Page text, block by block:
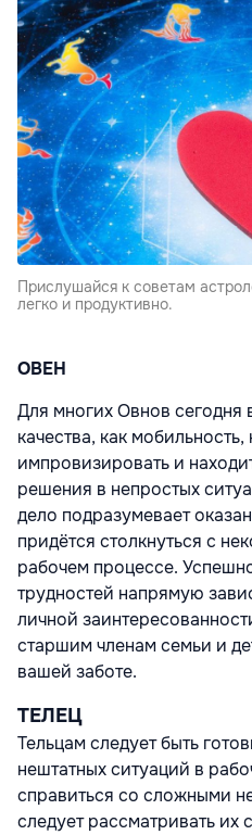
Прислушайся к советам
легко и продуктивно.
ОВЕН
Для многих Овнов сегодня
качества, как
импровизировать и
решения в непростых
дело подразумевает
придётся столкнуться с
рабочем процессе.
трудностей напрямую
личной
старшим членам семьи и
вашей заботе.
ТЕЛЕЦ
Тельцам следует быть
нештатных ситуаций в
справиться со сложными
следует рассматривать их